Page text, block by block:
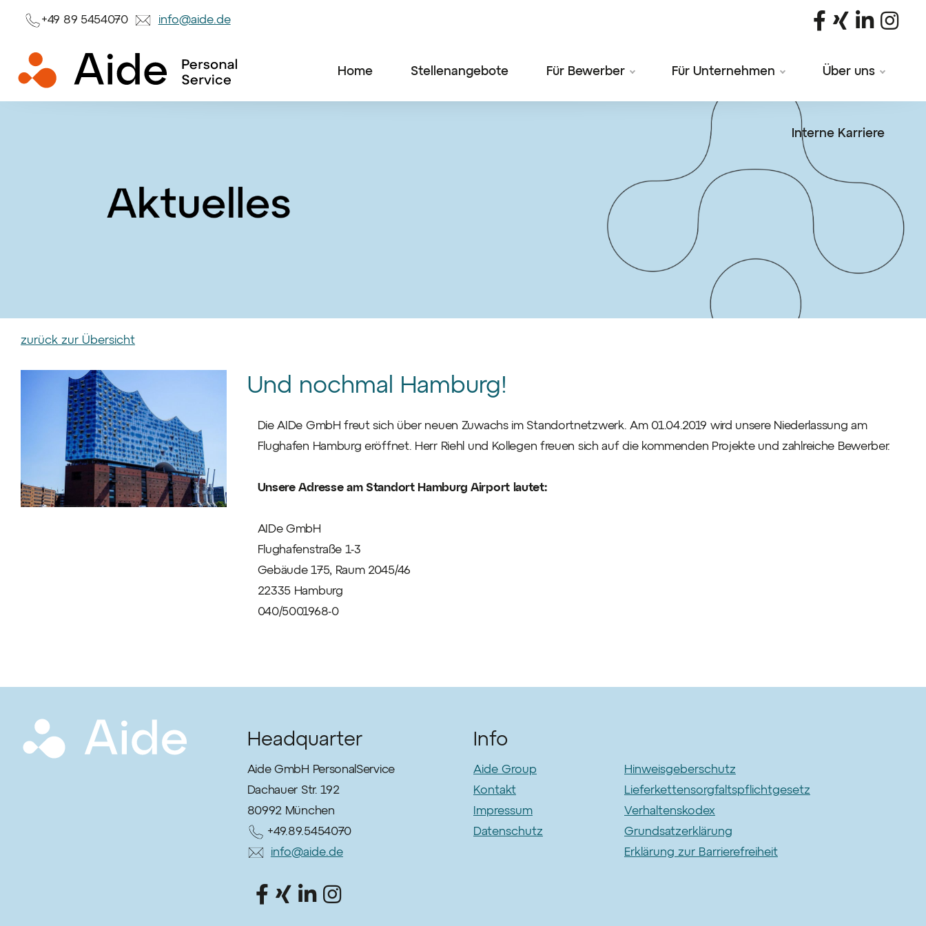
+49 89 5454070 info@aide.de
Home Stellenangebote Für Bewerber Für Unternehmen Über uns
Interne Karriere
zurück zur Übersicht
Und nochmal Hamburg!
Die AIDe GmbH freut sich über neuen Zuwachs im Standortnetzwerk. Am 01.04.2019 wird unsere Niederlassung am
Flughafen Hamburg eröffnet. Herr Riehl und Kollegen freuen sich auf die kommenden Projekte und zahlreiche Bewerber.
Unsere Adresse am Standort Hamburg Airport lautet:
AIDe GmbH
Flughafenstraße 1-3
Gebäude 175, Raum 2045/46
22335 Hamburg
040/5001968-0
Headquarter
Aide GmbH PersonalService
Dachauer Str. 192
80992 München
+49.89.5454070
info@aide.de
Info
Aide Group
Kontakt
Impressum
Datenschutz
Hinweisgeberschutz
Lieferkettensorgfaltspflichtgesetz
Verhaltenskodex
Grundsatzerklärung
Erklärung zur Barrierefreiheit